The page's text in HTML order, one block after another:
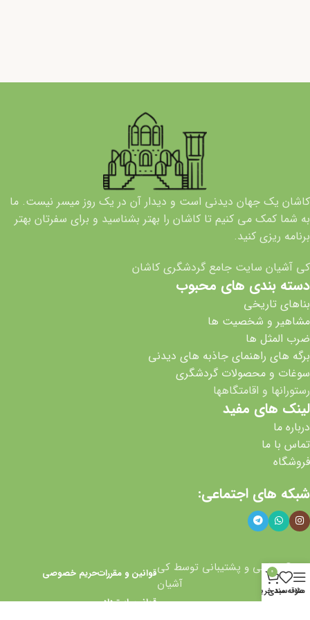
کاشان یک جهان دیدنی است و دیدار آن در یک روز میسر نیست. ما
به شما کمک می کنیم تا کاشان را بهتر بشناسید و برای سفرتان بهتر
برنامه ریزی کنید.
کی آشیان سایت جامع گردشگری کاشان
دسته بندی های محبوب
بناهای تاریخی
مشاهیر و شخصیت ها
ضرب المثل ها
برگه های راهنمای جاذبه های دیدنی
سوغات و محصولات گردشگری
رستورانها و اقامتگاهها
لینک های مفید
درباره ما
تماس با ما
فروشگاه
شبکه های اجتماعی:
© طراحی و پشتیبانی توسط کی
آشیان
قوانین و مقرراتحریم خصوصی
قوانین استرداد
منو
علاقه مندی
0
سبد خرید